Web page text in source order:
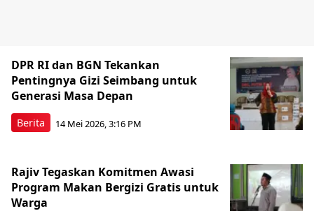
Berita
DPR RI dan BGN Tekankan
Pentingnya Gizi Seimbang untuk
Generasi Masa Depan
14 Mei 2026, 3:16 PM
Rajiv Tegaskan Komitmen Awasi
Program Makan Bergizi Gratis untuk
Warga